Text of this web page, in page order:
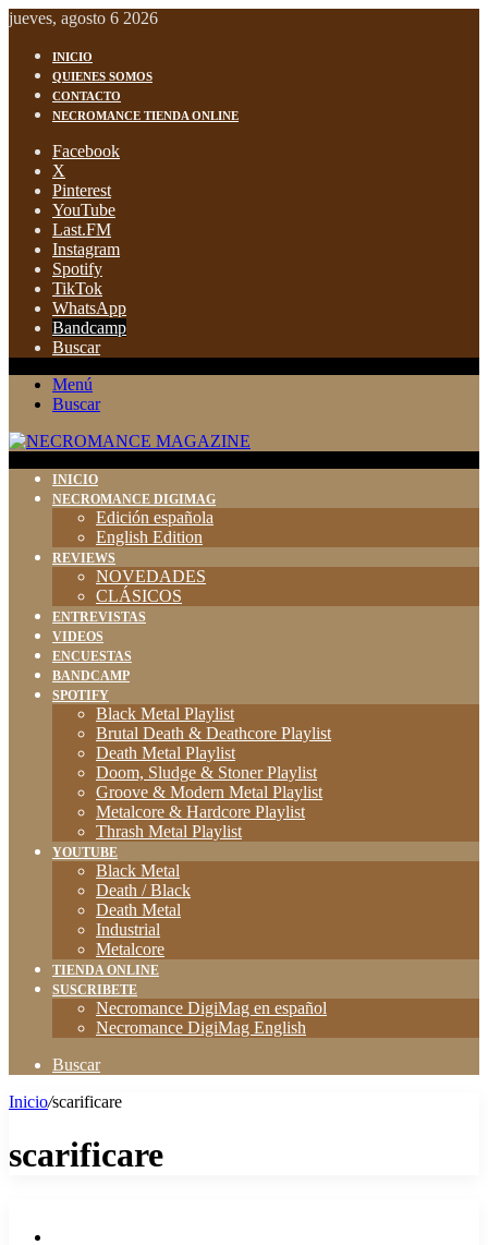
jueves, agosto 6 2026
INICIO
QUIENES SOMOS
CONTACTO
NECROMANCE TIENDA ONLINE
Facebook
X
Pinterest
YouTube
Last.FM
Instagram
Spotify
TikTok
WhatsApp
Bandcamp
Buscar
Menú
Buscar
INICIO
NECROMANCE DIGIMAG
Edición española
English Edition
REVIEWS
NOVEDADES
CLÁSICOS
ENTREVISTAS
VIDEOS
ENCUESTAS
BANDCAMP
SPOTIFY
Black Metal Playlist
Brutal Death & Deathcore Playlist
Death Metal Playlist
Doom, Sludge & Stoner Playlist
Groove & Modern Metal Playlist
Metalcore & Hardcore Playlist
Thrash Metal Playlist
YOUTUBE
Black Metal
Death / Black
Death Metal
Industrial
Metalcore
TIENDA ONLINE
SUSCRIBETE
Necromance DigiMag en español
Necromance DigiMag English
Buscar
Inicio/scarificare
scarificare